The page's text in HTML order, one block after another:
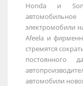
Honda и
электромобили
Afeela и
стремятся
постоянного
автомобили